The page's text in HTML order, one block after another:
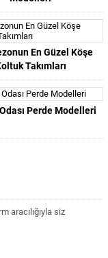
En Güzel Köşe
Takımları
Perde Modelleri
aracılığıyla siz